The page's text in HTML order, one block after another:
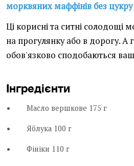
морквяних маффінів без цукру
Ці корисні та ситні солодощі
на прогулянку або в дорогу. А
обов'язково сподобаються
Інгредієнти
Масло вершкове 175 г
Яблука 100 г
Фініки 110 г